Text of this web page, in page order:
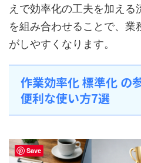
えで効率化の工夫を加え
を組み合わせることで、業
がしやすくなります。
作業効率化 標準化 の
便利な使い方7選
Save